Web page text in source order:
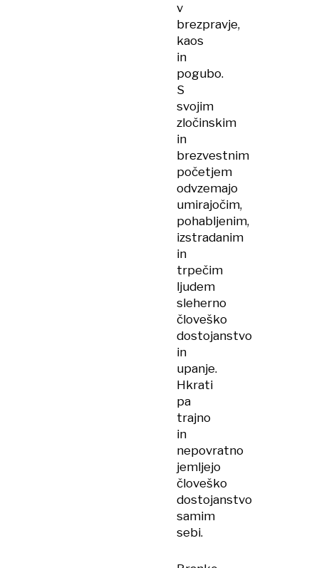
v
brezpravje,
kaos
in
pogubo.
S
svojim
zločinskim
in
brezvestnim
početjem
odvzemajo
umirajočim,
pohabljenim,
izstradanim
in
trpečim
ljudem
sleherno
človeško
dostojanstvo
in
upanje.
Hkrati
pa
trajno
in
nepovratno
jemljejo
človeško
dostojanstvo
samim
sebi.